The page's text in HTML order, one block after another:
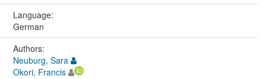
Language:
German
Authors:
Neuburg, Sara
Okori, Francis